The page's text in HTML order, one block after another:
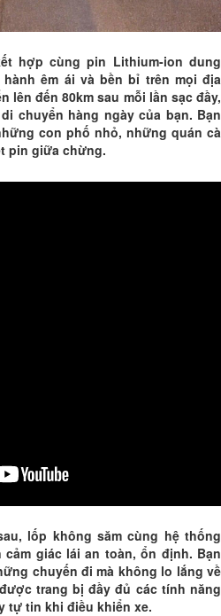
hợp cùng pin Lithium-ion dung
êm ái và bền bỉ trên mọi địa
lên đến 80km sau mỗi lần sạc đầy,
chuyển hàng ngày của bạn. Bạn
con phố nhỏ, những quán cà
pin giữa chừng.
lốp không săm cùng hệ thống
giác lái an toàn, ổn định. Bạn
chuyến đi mà không lo lắng về
trang bị đầy đủ các tính năng
tự tin khi điều khiển xe.